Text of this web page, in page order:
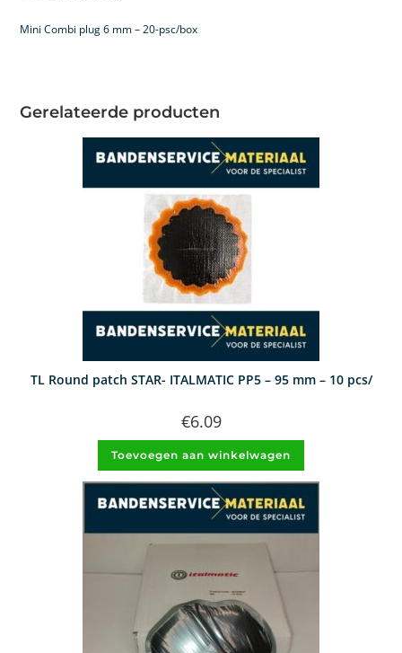
Mini Combi plug 6 mm – 20-psc/box
Gerelateerde producten
TL Round patch STAR- ITALMATIC PP5 – 95 mm – 10 pcs/
€6.09
Toevoegen aan winkelwagen